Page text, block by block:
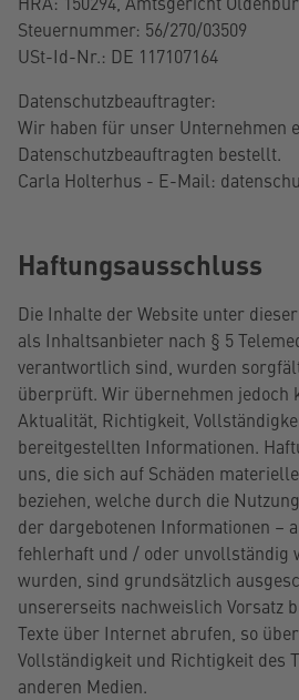
Steuernummer: 56/270/03509
USt-Id-Nr.: DE 117107164
Datenschutzbeauftragter:
Wir haben für unser Unternehmen
Datenschutzbeauftragten bestellt.
Carla Holterhus - E-Mail:
Haftungsausschluss
Die Inhalte der Website unter
als Inhaltsanbieter nach § 5
verantwortlich sind, wurden
überprüft. Wir übernehmen jedoch
Aktualität, Richtigkeit,
bereitgestellten Informationen.
uns, die sich auf Schäden
beziehen, welche durch die
der dargebotenen Informationen –
fehlerhaft und / oder unvollständig
wurden, sind grundsätzlich
unsererseits nachweislich Vorsatz
Texte über Internet abrufen, so
Vollständigkeit und Richtigkeit des
anderen Medien.